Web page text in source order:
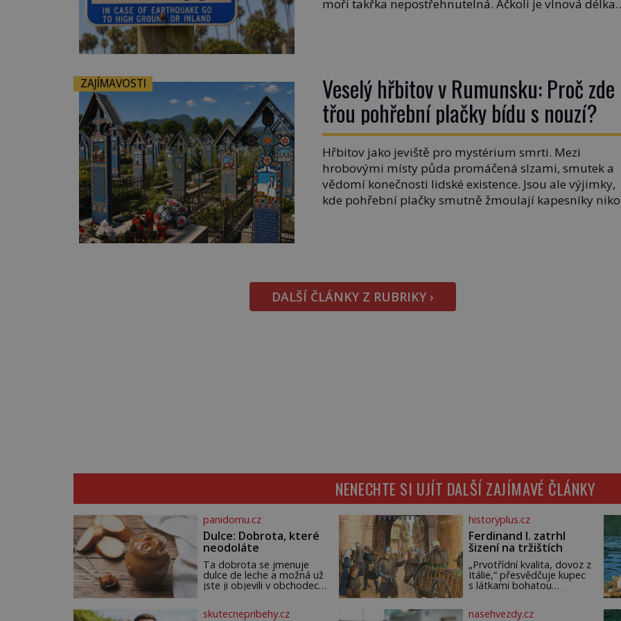
moři takřka nepostřehnutelná. Ačkoli je vlnová délka
ZAJÍMAVOSTI Veselý hřbitov v Rumunsku: Proč zde
třou pohřební plačky bídu s nouzí?
Hřbitov jako jeviště pro mystérium smrti. Mezi
hrobovými místy půda promáčená slzami, smutek a
vědomí konečnosti lidské existence. Jsou ale výjimky,
kde pohřební plačky smutně žmoulají kapesníky
nedaleko hranic […]
DALŠÍ ČLÁNKY Z RUBRIKY ›
NENECHTE SI UJÍT DALŠÍ ZAJÍMAVÉ ČLÁNKY
panidomu.cz
Dulce: Dobrota, které
neodoláte
Ta dobrota se jmenuje
dulce de leche a možná už
jste ji objevili v obchodech.
ještě lepší. Název je
historyplus.cz
Ferdinand I. zatrhl
šizení na tržištích
„Prvotřídní kvalita, dovoz z
Itálie,“ přesvědčuje kupec
s látkami bohatou
mušelínu. „Vezmu si pět
skutecnepribehy.cz nasehvezdy.cz